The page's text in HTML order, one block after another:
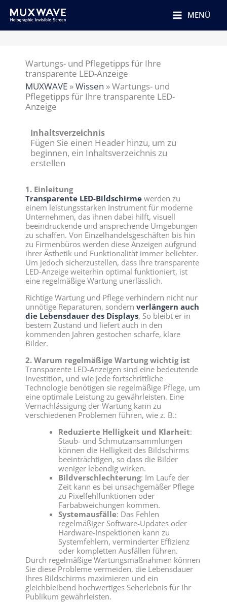
MENÜ
Wartungs- und Pflegetipps für Ihre
transparente LED-Anzeige
MUXWAVE »Wissen »Wartungs- und
Pflegetipps für Ihre transparente LED-
Anzeige
Inhaltsverzeichnis
Fügen Sie einen Header hinzu, um zu
beginnen, ein Inhaltsverzeichnis zu
erstellen
1. Einleitung
Transparente LED-Bildschirme werden zu
einem leistungsstarken Instrument für moderne
Unternehmen, das ihnen dabei hilft, visuell
beeindruckende und ansprechende Umgebungen
zu schaffen. Von Einzelhandelsgeschäften bis hin
zu Firmenbüros werden diese Anzeigen aufgrund
ihrer Ästhetik und Funktionalität immer beliebter.
Um jedoch sicherzustellen, dass Ihre transparente
LED-Anzeige weiterhin optimal funktioniert, ist
eine regelmäßige Wartung unerlässlich.
Richtige Wartung und Pflege verhindern nicht nur
unnötige Reparaturen, sondern verlängern auch
die Lebensdauer des Displays, So bleibt er in
bestem Zustand und liefert auch in den
kommenden Jahren gestochen scharfe, klare
Bilder.
2. Warum regelmäßige Wartung wichtig ist
Transparente LED-Anzeigen sind eine bedeutende
Investition, und wie jede fortschrittliche
Technologie benötigen sie regelmäßige Pflege, um
eine optimale Leistung zu gewährleisten. Eine
Vernachlässigung der Wartung kann zu
verschiedenen Problemen führen, wie z. B.:
Reduzierte Helligkeit und Klarheit:
Staub- und Schmutzansammlungen
können die Helligkeit des Bildschirms
beeinträchtigen, so dass die Bilder
weniger lebendig wirken.
Bildverschlechterung: Im Laufe der
Zeit kann es bei unsachgemäßer Pflege
zu Pixelfehlfunktionen oder
Farbabweichungen kommen.
Systemausfälle: Das Fehlen
regelmäßiger Software-Updates oder
Hardware-Inspektionen kann zu
Systemfehlern, verminderter Effizienz
oder kompletten Ausfällen führen.
Durch regelmäßige Wartungsmaßnahmen können
Sie diese Probleme vermeiden, die Lebensdauer
Ihres Bildschirms maximieren und ein
gleichbleibend hochwertiges Seherlebnis für Ihr
Publikum gewährleisten.